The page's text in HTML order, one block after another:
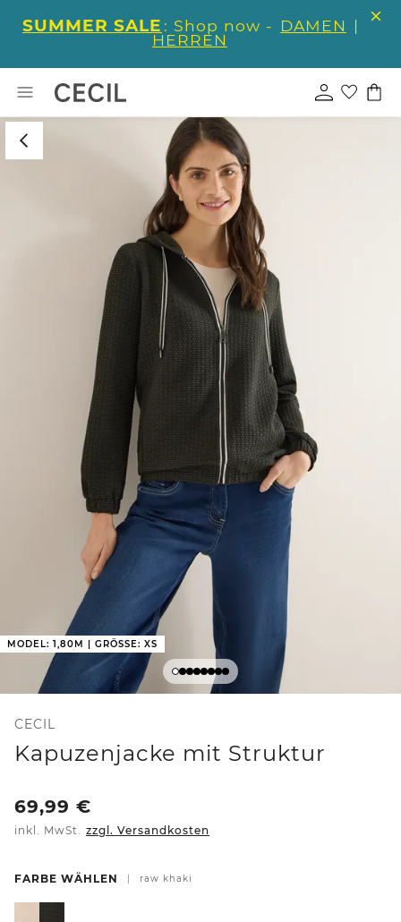
SUMMER SALE : Shop now - DAMEN |
HERREN
MODEL: 1,80M | GRÖSSE: XS
CECIL
Kapuzenjacke mit Struktur
69,99 €
inkl. MwSt. zzgl. Versandkosten
FARBE WÄHLEN raw khaki